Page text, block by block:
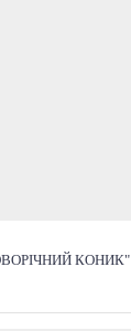
КОНИК"